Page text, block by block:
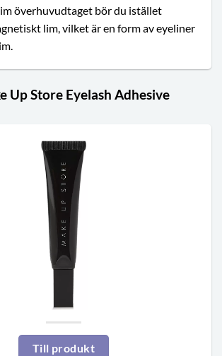
överhuvudtaget bör du istället
lim, vilket är en form av eyeliner
Up Store Eyelash Adhesive
Till produkt